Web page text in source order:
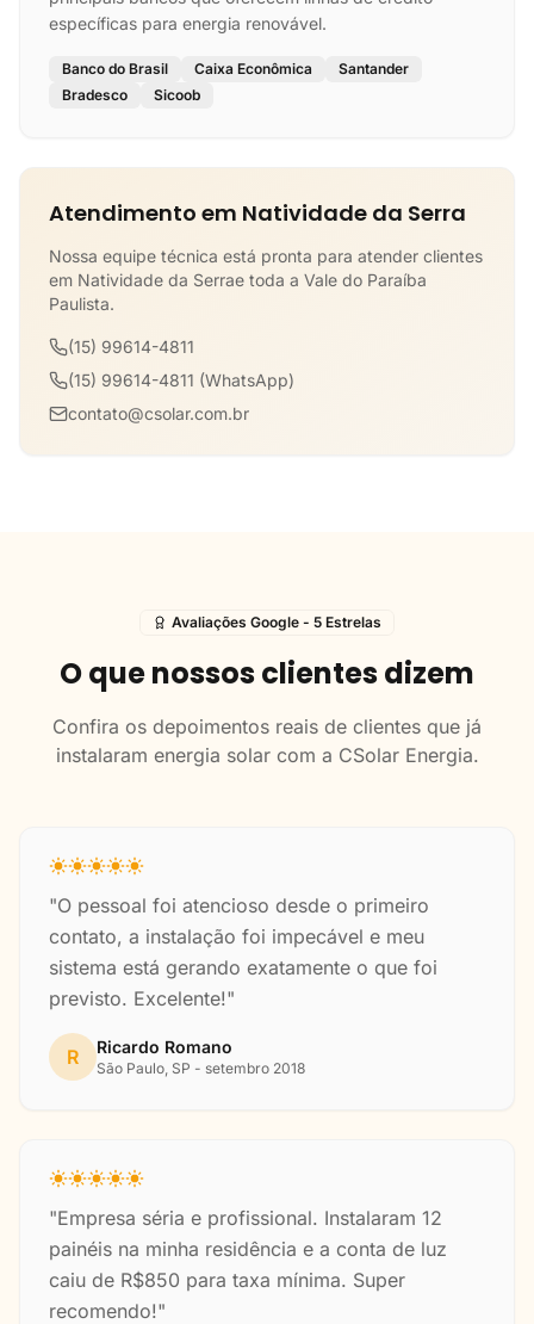
específicas para energia renovável.
Banco do Brasil Caixa Econômica
Santander
Bradesco
Sicoob
Atendimento em Natividade da Serra
Nossa equipe técnica está pronta para atender clientes
em Natividade da Serrae toda a Vale do Paraíba
Paulista.
(15) 99614-4811
(15) 99614-4811 (WhatsApp)
contato@csolar.com.br
Avaliações Google - 5 Estrelas
O que nossos clientes dizem
Confira os depoimentos reais de clientes que já
instalaram energia solar com a CSolar Energia.
"O pessoal foi atencioso desde o primeiro
contato, a instalação foi impecável e meu
sistema está gerando exatamente o que foi
previsto. Excelente!"
R Ricardo Romano
São Paulo, SP - setembro 2018
"Empresa séria e profissional. Instalaram 12
painéis na minha residência e a conta de luz
caiu de R$850 para taxa mínima. Super
recomendo!"